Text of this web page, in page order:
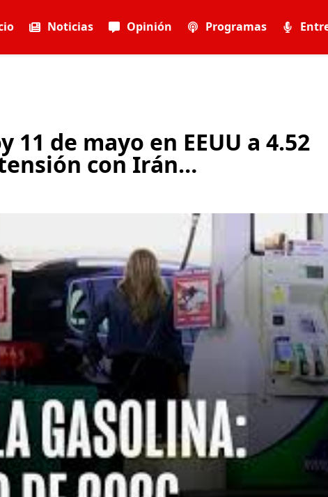
Noticias Opinión Programas
de mayo en EEUU a 4.52
con Irán…